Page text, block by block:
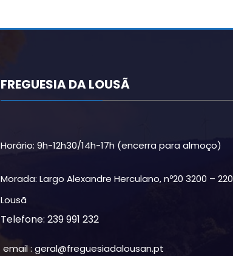
FREGUESIA DA LOUSÃ
Horário: 9h-12h30/14h-17h (encerra para almoço)
Morada: Largo Alexandre Herculano, nº20 3200 – 220
Lousã
Telefone: 239 991 232
email : geral@freguesiadalousan.pt